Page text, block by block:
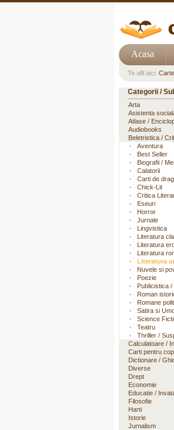
Acasa
Te afli aici:
Categorii /
Arta
Asistenta
Atlase /
Audiobooks
Beletristica /
Aventura
Best Seller
Biografii /
Calatorii
Carti de
Chick-Lit
Critica
Eseuri
Horror
Jurnale
Lingvistica
Literatura
Literatura
Literatura
Literatura
Nuvele si
Poezie
Publicistica /
Roman
Romane
Satira si
Science
Teatru
Thriller /
Calculatoare /
Carti pentru
Dictionare /
Diverse
Drept
Economie
Educatie /
Filosofie
Harti
Istorie
Jurnalism